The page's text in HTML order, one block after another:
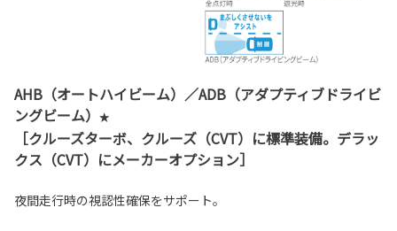
AHB（オートハイビーム）／ADB（アダプティブドライビ
ングビーム）
★
［クルーズターボ、クルーズ（CVT）に標準装備。デラッ
クス（CVT）にメーカーオプション］
夜間走行時の視認性確保をサポート。